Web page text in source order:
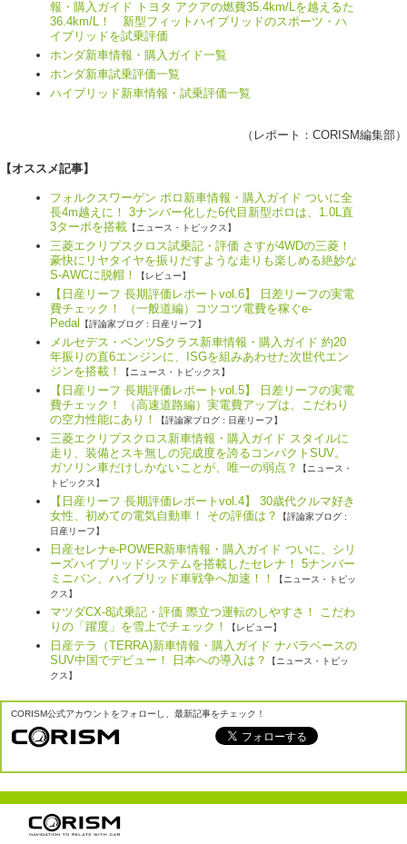
報・購入ガイド トヨタ アクアの燃費35.4km/Lを越えるた
36.4km/L！ 新型フィットハイブリッドのスポーツ・ハ
イブリッドを試乗評価
ホンダ新車情報・購入ガイド一覧
ホンダ新車試乗評価一覧
ハイブリッド新車情報・試乗評価一覧
（レポート： CORISM編集部）
【オススメ記事】
フォルクスワーゲン ポロ新車情報・購入ガイド ついに全
長4m越えに！ 3ナンバー化した6代目新型ポロは、1.0L直
3ターボを搭載 【ニュース・トピックス】
三菱エクリプスクロス試乗記・評価 さすが4WDの三菱！
豪快にリヤタイヤを振りだすような走りも楽しめる絶妙な
S-AWCに脱帽！
【レビュー】
【日産リーフ 長期評価レポートvol.6】 日差リーフの実電
費チェック！ （一般道編）コツコツ電費を稼ぐe-
Pedal
【評論家ブログ : 日産リーフ】
メルセデス・ベンツSクラス新車情報・購入ガイド 約20
年振りの直6エンジンに、ISGを組みあわせた次世代エン
ジンを搭載！
【ニュース・トピックス】
【日産リーフ 長期評価レポートvol.5】 日差リーフの実電
費チェック！ （高速道路編）実電費アップは、こだわり
の空力性能にあり！
【評論家ブログ : 日産リーフ】
三菱エクリプスクロス新車情報・購入ガイド スタイルに
走り、装備とスキ無しの完成度を誇るコンパクトSUV。
ガソリン車だけしかないことが、唯一の弱点？
【ニュース・
トピックス】
【日産リーフ 長期評価レポートvol.4】 30歳代クルマ好き
女性、初めての電気自動車！ その評価は？
【評論家ブログ :
日産リーフ】
日産セレナe-POWER新車情報・購入ガイド ついに、シリ
ーズハイブリッドシステムを搭載したセレナ！ 5ナンバー
ミニバン、ハイブリッド車戦争へ加速！！
【ニュース・トピッ
クス】
マツダCX-8試乗記・評価 際立つ運転のしやすさ！ こだわ
りの「躍度」を雪上でチェック！
【レビュー】
日産テラ（TERRA)新車情報・購入ガイド ナバラベースの
SUV中国でデビュー！ 日本への導入は？
【ニュース・トピッ
クス】
CORISM公式アカウントをフォローし、最新記事をチェック！